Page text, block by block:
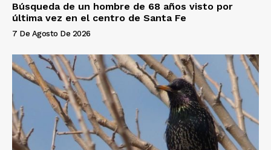
Búsqueda de un hombre de 68 años visto por
última vez en el centro de Santa Fe
7 De Agosto De 2026